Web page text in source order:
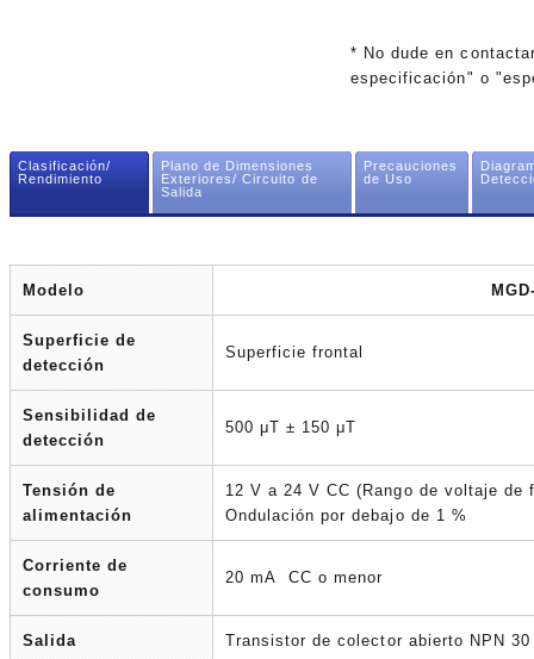
* No dude en
especificación" o
Clasificación/
Rendimiento
Plano de Dimensiones
Exteriores/ Circuito de
Salida
Precauciones
de Uso
Modelo
Superficie de
detección
Superficie frontal
Sensibilidad de
detección
500 μT ± 150 μT
Tensión de
alimentación
12 V a 24 V CC (Rango de voltaje
Ondulación por debajo de 1 %
Corriente de
consumo
20 mA CC o menor
Salida Transistor de colector abierto NPN